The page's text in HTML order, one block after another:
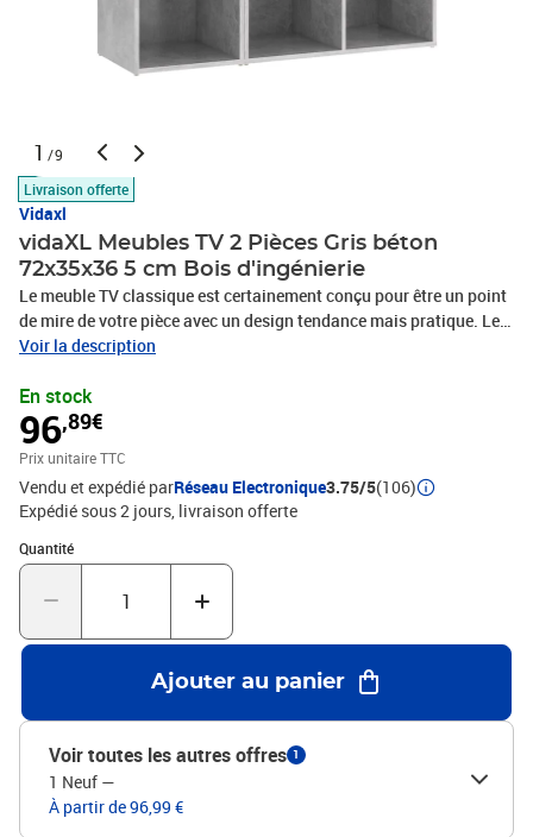
1 /9
Livraison offerte
Vidaxl
vidaXL Meubles TV 2 Pièces Gris béton
72x35x36 5 cm Bois d'ingénierie
Le meuble TV classique est certainement conçu pour être un point
de mire de votre pièce avec un design tendance mais pratique. Le
meuble TV est équipé de 2 compartiments, offrant un grand
appareils multimédia bien organisés et à portée de main. De plus,
le meuble TV peut être placé horizontalement ou verticalement, ce
qui en fait un complément parfait à votre espace de vie
actuel.Couleur : Gris bétonMatériau : bois d'ingénierieDimensions :
72 x 35 x 36,5 cm (l x P x H)Peut être placée horizontalement ou
verticalementL'assemblage est requisLa livraison contient :2 x
meuble TV
Voir la description
En stock
96,89€
Prix unitaire TTC
Vendu et expédié parRéseau Electronique3.75/5(106)
Expédié sous 2 jours livraison offerte
Quantité
Quantité : 1
Ajouter au panier
Voir toutes les autres offres 1
1 Neuf —
À partir de 96,99 €